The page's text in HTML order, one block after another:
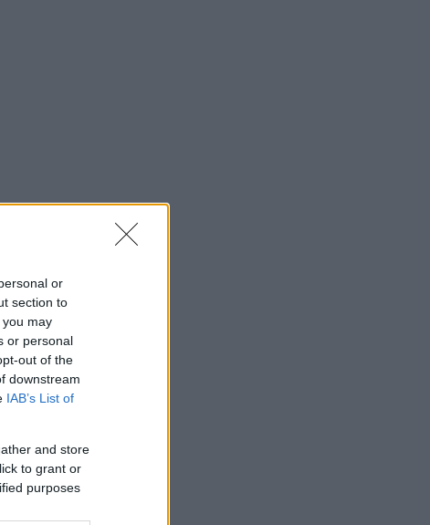
or
section to
may
or personal
out of the
downstream
IAB’s List of
and store
to grant or
purposes